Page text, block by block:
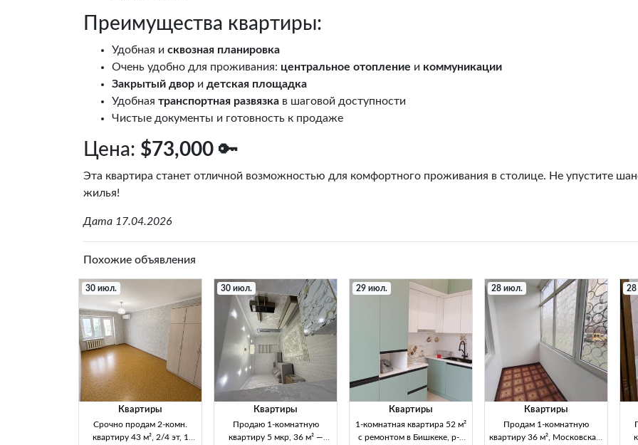
Преимущества квартиры:
Удобная и сквозная планировка
Очень удобно для проживания: центральное отопление и коммуникации
Закрытый двор и детская площадка
Удобная транспортная развязка в шаговой доступности
Чистые документы и готовность к продаже
Цена: $73,000 🔑
Эта квартира станет отличной возможностью для комфортного проживания в столице. Не упустите
жилья!
Дата 17.04.2026
Похожие объявления
30 июл.
Квартиры
Срочно продам 2-комн.
квартиру 43 м², 2/4 эт, 1
30 июл.
Квартиры
Продаю 1-комнатную
квартиру 5 мкр, 36 м² —
29 июл.
Квартиры
1-комнатная квартира 52 м²
с ремонтом в Бишкеке, р-н
28 июл.
Квартиры
Продам 1-комнатную
квартиру 36 м², Московская/